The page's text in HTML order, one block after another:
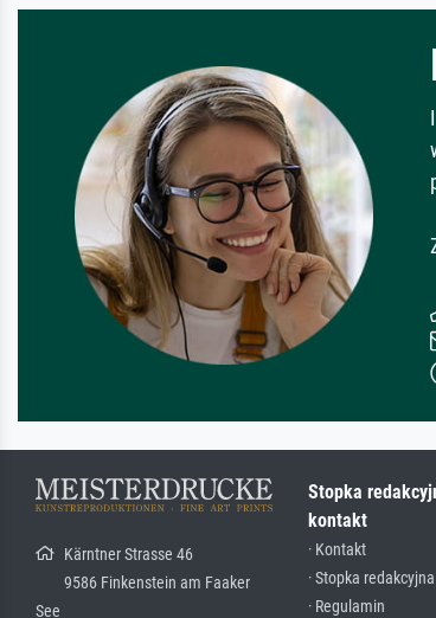
Kärntner Strasse 46
9586 Finkenstein am Faaker
See
Stopka
kontakt
· Kontakt
· Stopka redakcyjna
· Regulamin